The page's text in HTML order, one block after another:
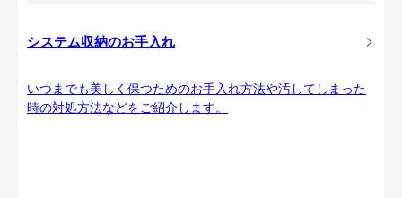
システム収納のお手入れ
いつまでも美しく保つためのお手入れ方法や汚してしまった
時の対処方法などをご紹介します。